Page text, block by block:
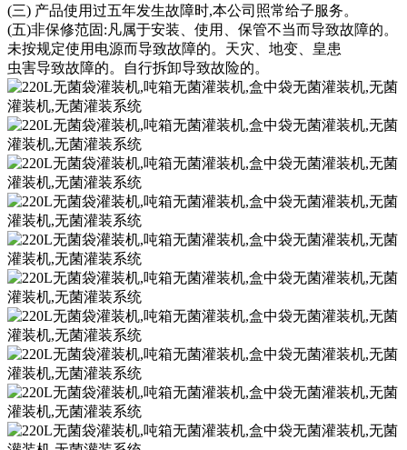
(三) 产品使用过五年发生故障时,本公司照常给子服务。
(五)非保修范固:凡属于安装、使用、保管不当而导致故障的。
未按规定使用电源而导致故障的。天灾、地变、皇患
虫害导致故障的。自行拆卸导致故险的。